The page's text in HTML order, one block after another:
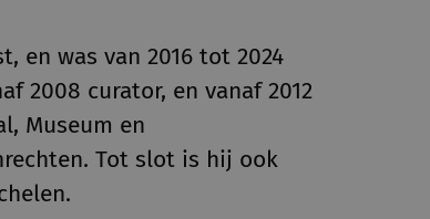
en was van 2016 tot 2024
2008 curator, en vanaf 2012
Museum en
Tot slot is hij ook